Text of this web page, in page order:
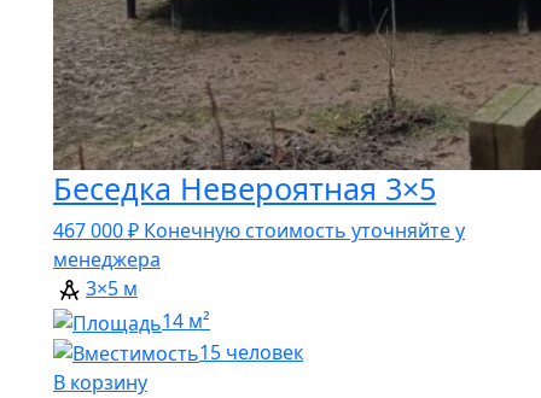
Беседка Невероятная 3×5
467 000₽ Конечную стоимость уточняйте у
менеджера
3×5 м
14 м²
15 человек
В корзину